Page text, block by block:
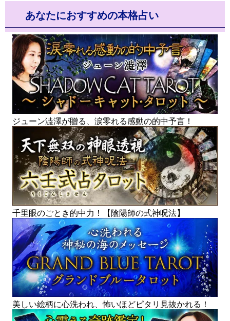
あなたにおすすめの本格占い
ジューン澁澤が贈る、涙零れる感動の的中予言！
千里眼のごとき的中力！【陰陽師の式神呪法】
美しい絵柄に心洗われ、怖いほどピタリ見抜かれる！